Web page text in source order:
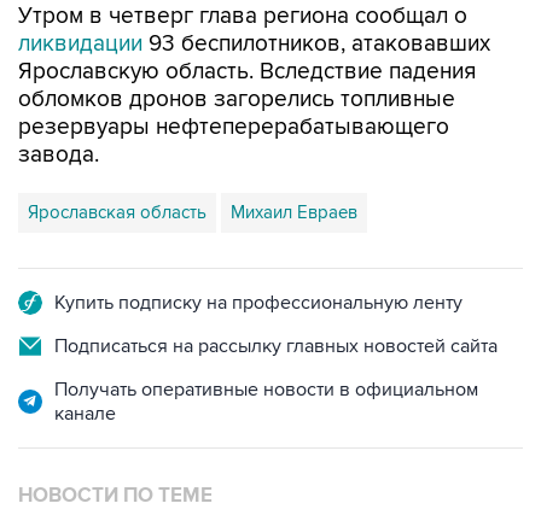
Утром в четверг глава региона сообщал о
ликвидации 93 беспилотников, атаковавших
Ярославскую область. Вследствие падения
обломков дронов загорелись топливные
резервуары нефтеперерабатывающего
завода.
Ярославская область Михаил Евраев
Купить подписку на профессиональную ленту
Подписаться на рассылку главных новостей сайта
Получать оперативные новости в официальном
канале
НОВОСТИ ПО ТЕМЕ